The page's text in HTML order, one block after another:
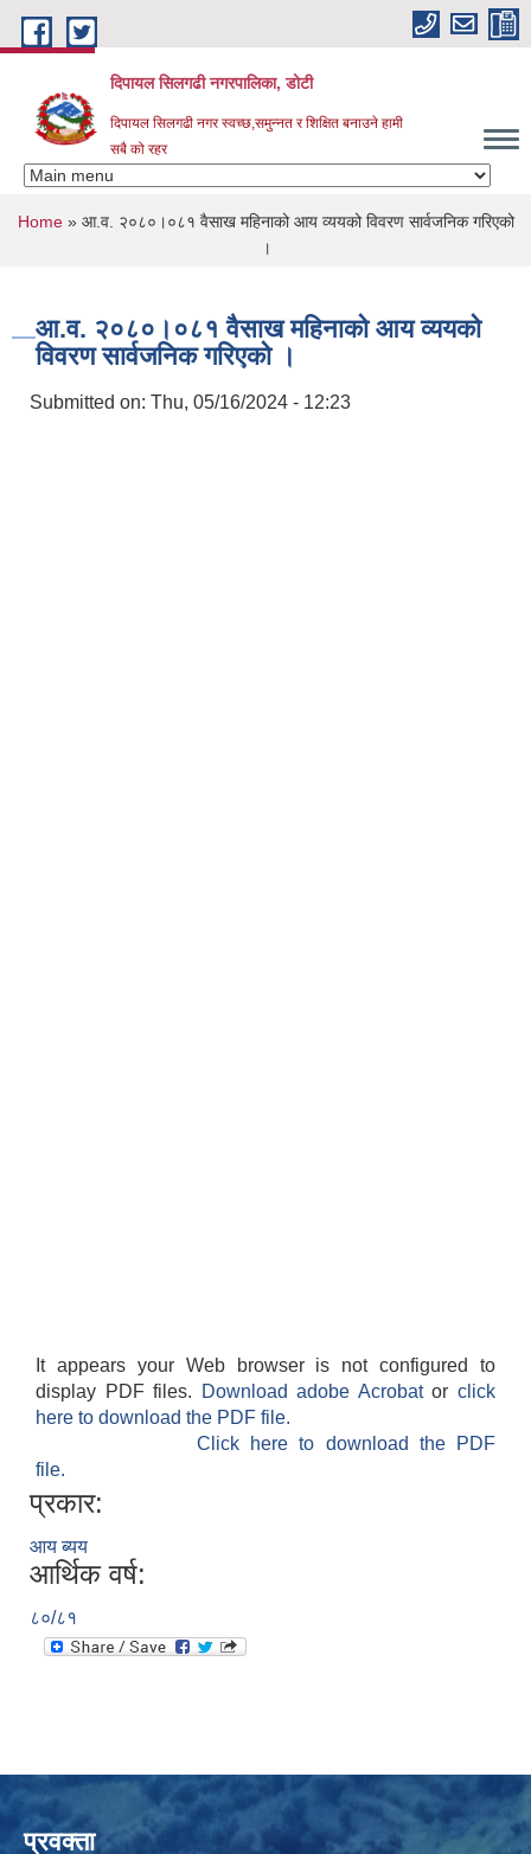
Skip to main content
दिपायल सिलगढी नगरपालिका, डोटी
दिपायल सिलगढी नगर स्वच्छ,समुन्नत र शिक्षित बनाउने हामी
सबै को रहर
You are here
Home» आ.व. २०८०।०८१ वैसाख महिनाको आय व्ययको विवरण सार्वजनिक गरिएको
।
आ.व. २०८०।०८१ वैसाख महिनाको आय व्ययको
विवरण सार्वजनिक गरिएको ।
Submitted on: Thu, 05/16/2024 - 12:23
It appears your Web browser is not configured to
display PDF files.
Download adobe Acrobatorclick
here to download the PDF file.
Click here to download the PDF
file.
प्रकार:
आय ब्यय
आर्थिक वर्ष:
८०/८१
प्रवक्ता